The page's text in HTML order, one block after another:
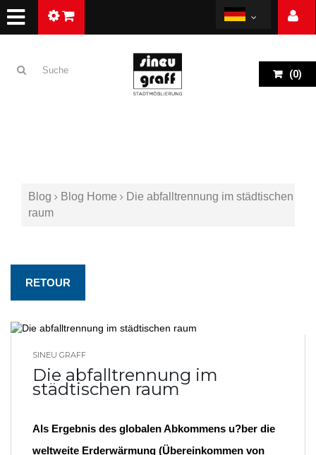
(0)
Blog Blog Home
Die abfalltrennung im städtischen
raum
RETOUR
SINEU GRAFF
Die abfalltrennung im
städtischen raum
Als Ergebnis des globalen Abkommens u?ber die
weltweite Erderwärmung (Übereinkommen von